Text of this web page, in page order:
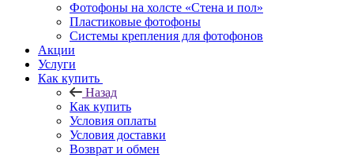
Фотофоны на холсте «Стена и пол»
Пластиковые фотофоны
Системы крепления для фотофонов
Акции
Услуги
Как купить
Назад
Как купить
Условия оплаты
Условия доставки
Возврат и обмен